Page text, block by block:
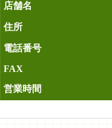
店舗名
住所
電話番号
FAX
営業時間